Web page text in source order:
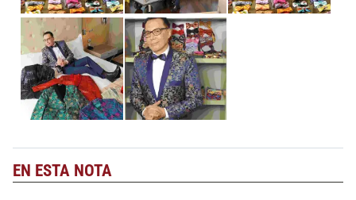
EN ESTA NOTA